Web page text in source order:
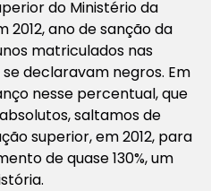
do Ministério da
2012, ano de sanção da
matriculados nas
declaravam negros. Em
nesse percentual, que
saltamos de
superior, em 2012, para
de quase 130%, um